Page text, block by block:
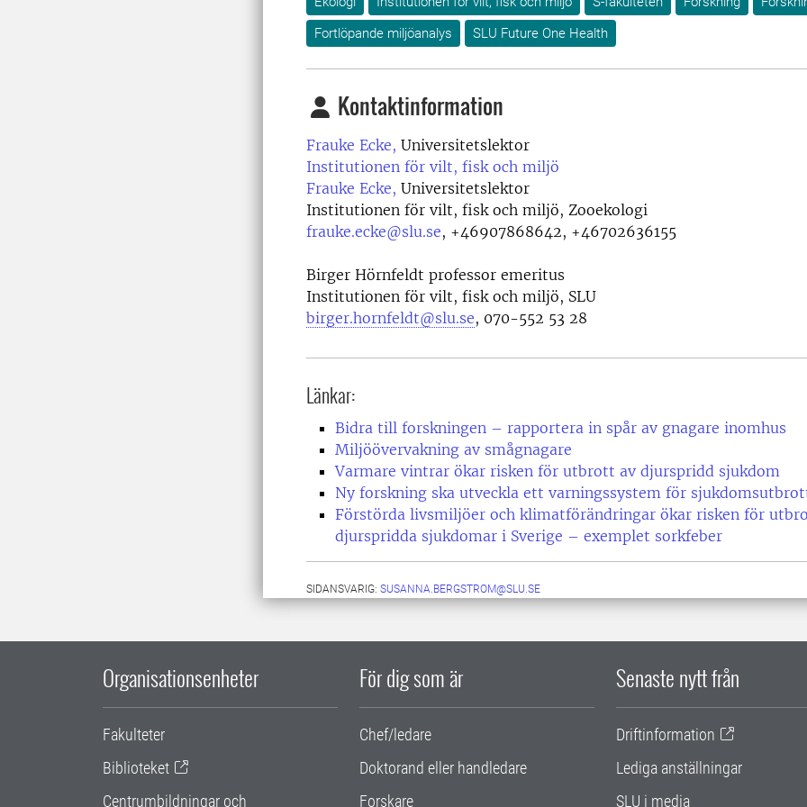
Fortlöpande miljöanalys
SLU Future One Health
Kontaktinformation
Frauke Ecke, Universitetslektor
Institutionen för vilt, fisk och miljö
Frauke Ecke, Universitetslektor
Institutionen för vilt, fisk och miljö, Zooekologi
frauke.ecke@slu.se, +46907868642, +46702636155
Birger Hörnfeldt professor emeritus
Institutionen för vilt, fisk och miljö, SLU
birger.hornfeldt@slu.se, 070-552 53 28
Länkar:
Bidra till forskningen – rapportera in spår av gnagare inomhus
Miljöövervakning av smågnagare
Varmare vintrar ökar risken för utbrott av djurspridd sjukdom
Ny forskning ska utveckla ett varningssystem för
Förstörda livsmiljöer och klimatförändringar ökar risken för
djurspridda sjukdomar i Sverige – exemplet sorkfeber
SIDANSVARIG: SUSANNA.BERGSTROM@SLU.SE
Organisationsenheter
Fakulteter
Biblioteket
Centrumbildningar och
För dig som är
Chef/ledare
Doktorand eller handledare
Forskare
Senaste nytt från
Driftinformation
Lediga anställningar
SLU i media